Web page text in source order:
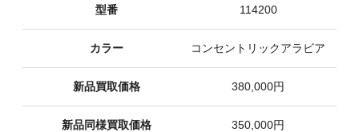
型番 114200
カラー コンセントリックアラビア
新品買取価格 380,000円
新品同様買取価格 350,000円